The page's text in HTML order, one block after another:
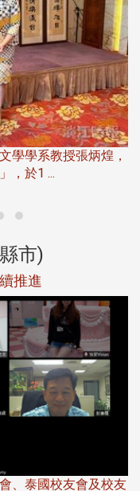
學學系教授張炳煌，
，於1 ...
市)
推進
、泰國校友會及校友